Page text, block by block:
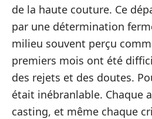
de la haute couture. Ce
par une détermination
milieu souvent perçu
premiers mois ont été
des rejets et des doutes.
était inébranlable. Chaque
casting, et même chaque